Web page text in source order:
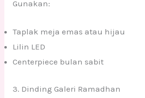
Gunakan:
Taplak meja emas atau hijau
Lilin LED
Centerpiece bulan sabit
3. Dinding Galeri Ramadhan